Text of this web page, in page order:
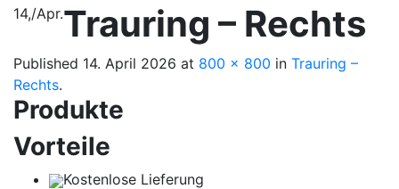
14,/Apr.Trauring – Rechts
Published 14. April 2026 at 800 × 800 in Trauring –
Rechts.
Produkte
Vorteile
Kostenlose Lieferung